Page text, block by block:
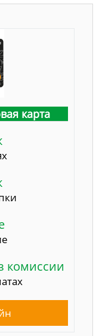
карта
комиссии